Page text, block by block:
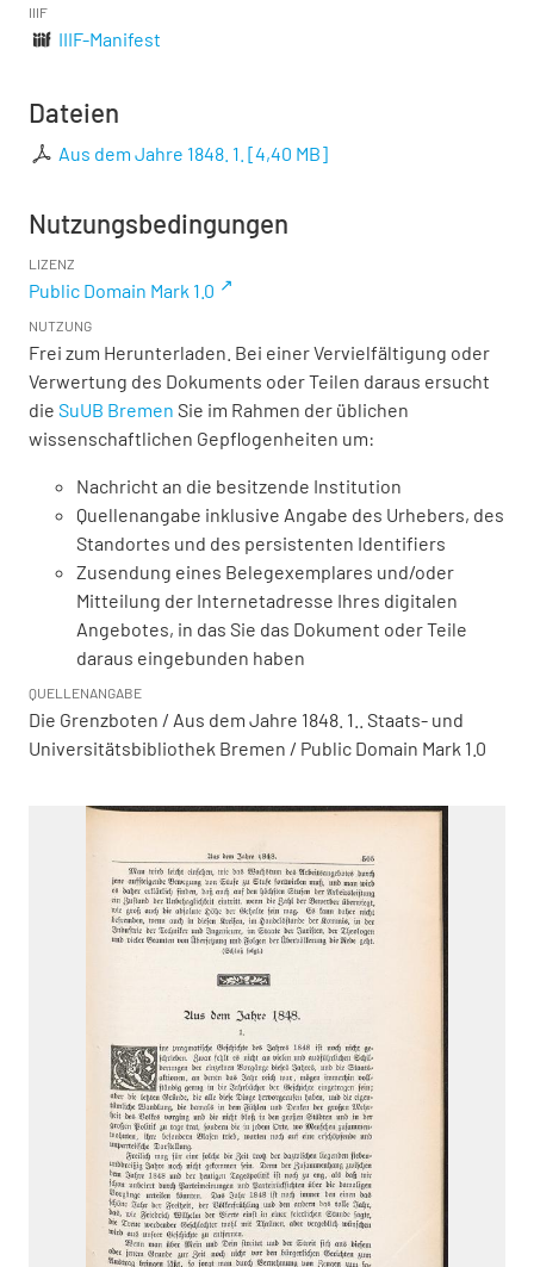
IIIF
IIIF-Manifest
Dateien
Aus dem Jahre 1848. 1. [4,40 MB]
Nutzungsbedingungen
LIZENZ
Public Domain Mark 1.0
NUTZUNG
Frei zum Herunterladen. Bei einer Vervielfältigung oder
Verwertung des Dokuments oder Teilen daraus ersucht
die SuUB Bremen Sie im Rahmen der üblichen
wissenschaftlichen Gepflogenheiten um:
Nachricht an die besitzende Institution
Quellenangabe inklusive Angabe des Urhebers, des
Standortes und des persistenten Identifiers
Zusendung eines Belegexemplares und/oder
Mitteilung der Internetadresse Ihres digitalen
Angebotes, in das Sie das Dokument oder Teile
daraus eingebunden haben
QUELLENANGABE
Die Grenzboten / Aus dem Jahre 1848. 1.. Staats- und
Universitätsbibliothek Bremen / Public Domain Mark 1.0